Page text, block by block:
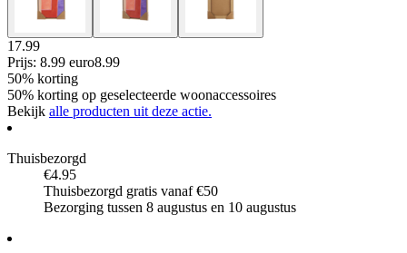
17.99
Prijs: 8.99 euro8.99
50% korting
50% korting op geselecteerde woonaccessoires
Bekijk alle producten uit deze actie.
Thuisbezorgd
€4.95
Thuisbezorgd gratis vanaf €50
Bezorging tussen 8 augustus en 10 augustus